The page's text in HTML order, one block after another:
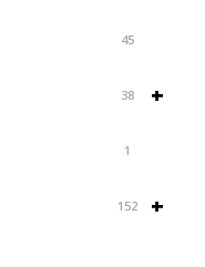
45
+
38
1
+
152